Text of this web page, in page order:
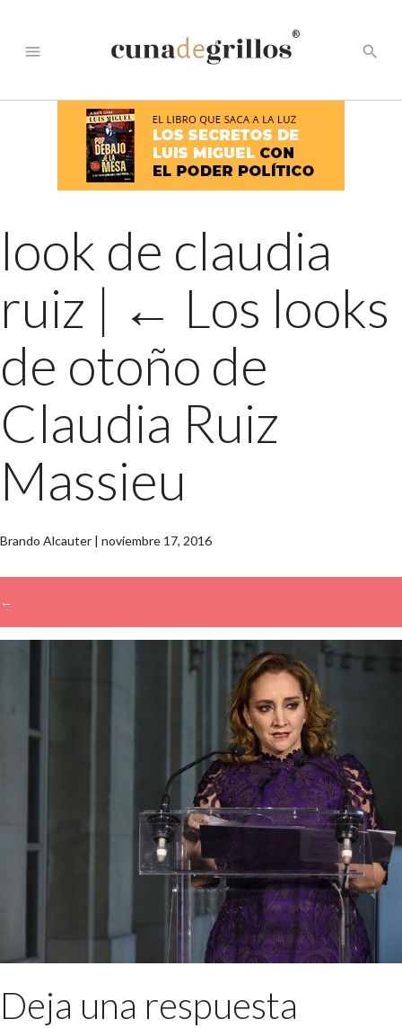
menu
®
search
look de claudia
ruiz | ← Los looks
de otoño de
Claudia Ruiz
Massieu
Brando Alcauter | noviembre 17, 2016
←
Deja una respuesta